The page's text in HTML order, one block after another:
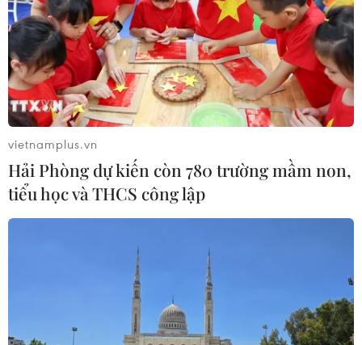
vietnamplus.vn
Hải Phòng dự kiến còn 780 trường mầm non,
tiểu học và THCS công lập